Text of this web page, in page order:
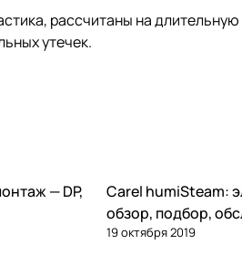
рассчитаны на длительную
утечек.
— DP,
Увлажнение
Carel humiSteam:
обзор, подбор,
19 октября 2019